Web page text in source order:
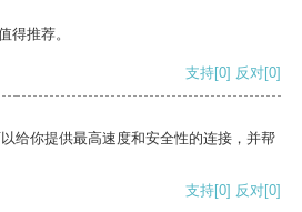
得推荐。
支持[0] 反对[0]
给你提供最高速度和安全性的连接，并帮
支持[0] 反对[0]